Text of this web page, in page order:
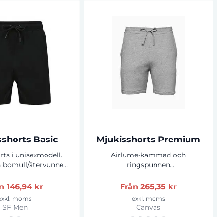
Basic
i unisexmodell.
bomull/återvunnen
med runt snöre.
framtill. Bakficka.
med dubbel söm.
146,94 kr
moms
SF Men
Mjukisshorts Premium
Airlume-kammad och
ringspunnen
Sidofickor. DTM-dragsko. Utan
bakficka. Utan J-stygn.
Från 265,35 kr
exkl. moms
Canvas